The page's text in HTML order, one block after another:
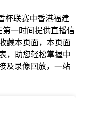
杯联赛中香港福建
一时间提供直播信
藏本页面，本页面
，助您轻松掌握中
及录像回放，一站